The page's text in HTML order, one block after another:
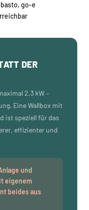
go-e
DER
2,3 kW –
Eine Wallbox mit
ist speziell für das
effizienter und
und
eigenem
beides aus